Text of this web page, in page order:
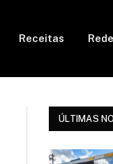
Receitas Rede
ÚLTIMAS